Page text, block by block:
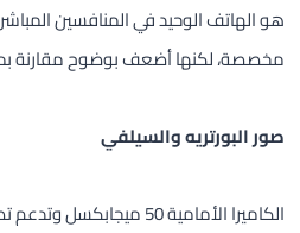
هو الهاتف الوحيد في المنافسين
مخصصة، لكنها أضعف بوضوح مقارنة
صور البورتريه والسيلفي